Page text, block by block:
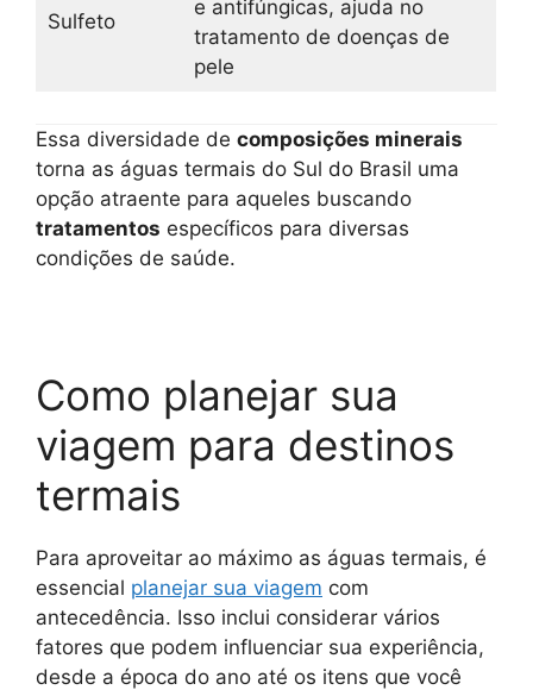
Sulfeto
e antifúngicas, ajuda no
tratamento de doenças de
pele
Essa diversidade de composições minerais
torna as águas termais do Sul do Brasil uma
opção atraente para aqueles buscando
tratamentos específicos para diversas
condições de saúde.
Como planejar sua
viagem para destinos
termais
Para aproveitar ao máximo as águas termais, é
essencial planejar sua viagem com
antecedência. Isso inclui considerar vários
fatores que podem influenciar sua experiência,
desde a época do ano até os itens que você